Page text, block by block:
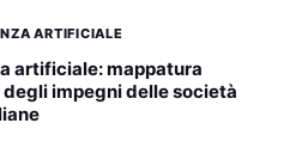
ARTIFICIALE
artificiale: mappatura
impegni delle società